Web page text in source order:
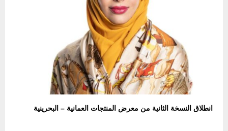
انطلاق النسخة الثانية من معرض المنتجات العمانية – البحرينية